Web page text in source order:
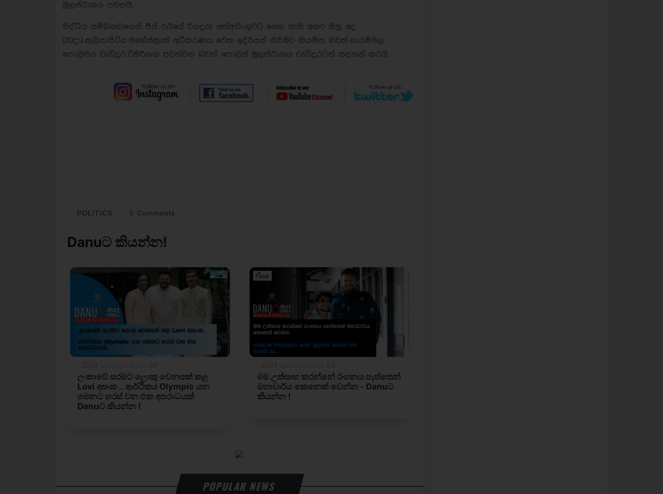
මූලස්ථානය පවසයි.
සිද්ධිය සම්බනධයෙන් ජීප් රථයේ රියදුරු අත්අඩංගුවට ගෙන ඇති අතර ඔහු අද
(20දා) කුලියාපිටිය මහේස්ත‍්‍රාත් අධිකරණය වෙත ඉදිරිපත් කිරීමට නියමිත බවත් නාරම්මල
පොලීසිය වැඩිදුර විමර්ශන පවත්වන බවත් පොලිස් මූලස්ථානය වැඩිදුරටත් සඳහන් කරයි.
POLITICS 0 Comments
POPULAR NEWS